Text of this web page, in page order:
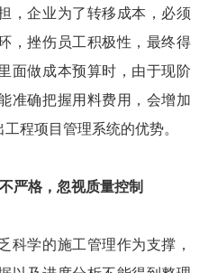
，企业为了转移成本，必须
，挫伤员工积极性，最终得
面做成本预算时，由于现阶
准确把握用料费用，会增加
程项目管理系统的优势。
严格，忽视质量控制
科学的施工管理作为支撑，